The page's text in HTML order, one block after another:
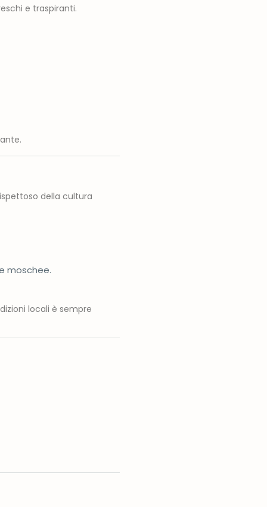
e traspiranti.
della cultura
moschee.
locali è sempre